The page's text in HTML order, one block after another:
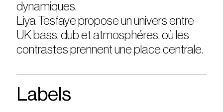
dynamiques.
Liya Tesfaye propose un univers entre
UK bass, dub et atmosphéres, où les
contrastes prennent une place centrale.
Labels